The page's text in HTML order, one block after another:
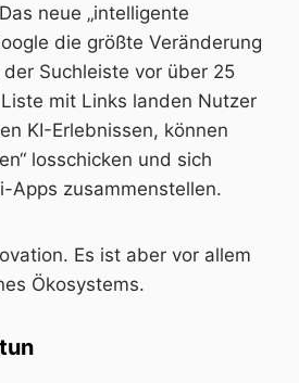
neue „intelligente
die größte Veränderung
Suchleiste vor über 25
mit Links landen Nutzer
KI-Erlebnissen, können
losschicken und sich
Apps zusammenstellen.
Es ist aber vor allem
Ökosystems.